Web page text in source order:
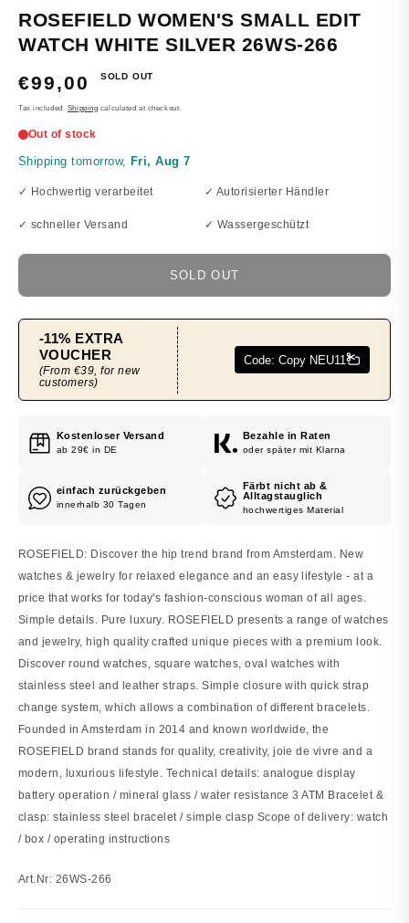
ROSEFIELD WOMEN'S SMALL EDIT
WATCH WHITE SILVER 26WS-266
REGULAR
PRICE
€99,00 SOLD OUT
Tax included. Shipping calculated at checkout.
✓ Hochwertig verarbeitet ✓ Autorisierter Händler
✓ schneller Versand ✓ Wassergeschützt
SOLD OUT
Kostenloser Versand
ab 29€ in DE
Bezahle in Raten
oder später mit Klarna
einfach zurückgeben
innerhalb 30 Tagen
Färbt nicht ab &
Alltagstauglich
hochwertiges Material
ROSEFIELD: Discover the hip trend brand from Amsterdam. New
watches & jewelry for relaxed elegance and an easy lifestyle - at a
price that works for today's fashion-conscious woman of all ages.
Simple details. Pure luxury. ROSEFIELD presents a range of watches
and jewelry, high quality crafted unique pieces with a premium look.
Discover round watches, square watches, oval watches with
stainless steel and leather straps. Simple closure with quick strap
change system, which allows a combination of different bracelets.
Founded in Amsterdam in 2014 and known worldwide, the
ROSEFIELD brand stands for quality, creativity, joie de vivre and a
modern, luxurious lifestyle. Technical details: analogue display
battery operation / mineral glass / water resistance 3 ATM Bracelet &
clasp: stainless steel bracelet / simple clasp Scope of delivery: watch
/ box / operating instructions
Art.Nr: 26WS-266